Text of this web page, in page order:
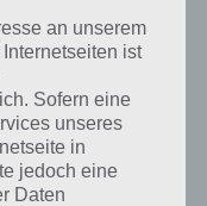
an unserem
ist
Sofern eine
unseres
in
jedoch eine
Daten